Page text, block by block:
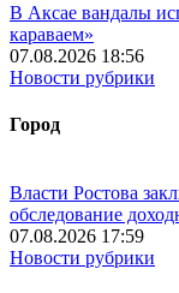
В Аксае вандалы
караваем»
07.08.2026 18:56
Новости рубрики
Город
Власти Ростова
обследование
07.08.2026 17:59
Новости рубрики